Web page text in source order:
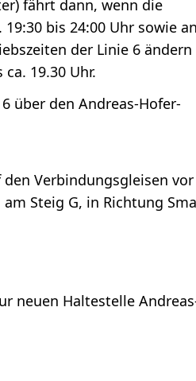
fährt dann, wenn die
bis 24:00 Uhr sowie an
der Linie 6 ändern
19.30 Uhr.
über den Andreas-Hofer-
Verbindungsgleisen vor
Steig G, in Richtung
neuen Haltestelle